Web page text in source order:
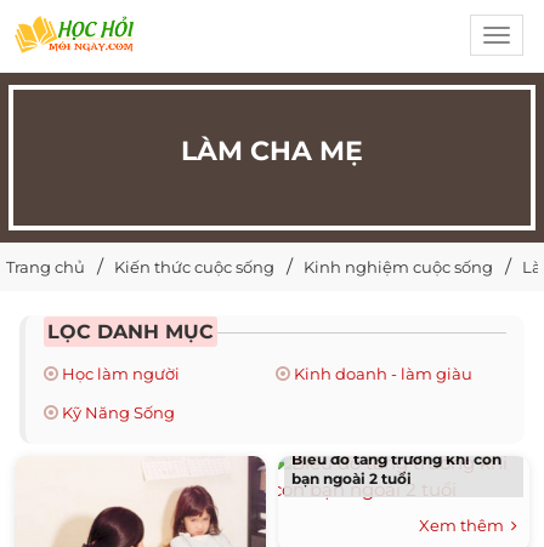
LÀM CHA MẸ
Trang chủ Kiến thức cuộc sống Kinh nghiệm cuộc sống
LỌC DANH MỤC
Học làm người
Kinh doanh - làm giàu
Kỹ Năng Sống
Biểu đồ tăng trưởng khi con
bạn ngoài 2 tuổi
Xem thêm